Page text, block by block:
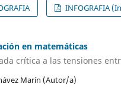
INFOGRAFIA
en matemáticas
crítica a las tensiones
Marín (Autor/a)